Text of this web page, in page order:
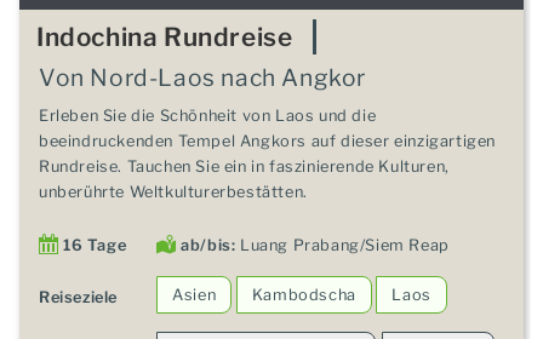
Indochina Rundreise
Von Nord-Laos nach Angkor
Erleben Sie die Schönheit von Laos und die
beeindruckenden Tempel Angkors auf dieser einzigartigen
Rundreise. Tauchen Sie ein in faszinierende Kulturen,
unberührte Weltkulturerbestätten.
16 Tage ab/bis: Luang Prabang/Siem Reap
Reiseziele Asien Kambodscha Laos